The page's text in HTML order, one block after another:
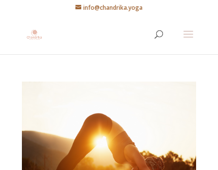
info@chandrika.yoga